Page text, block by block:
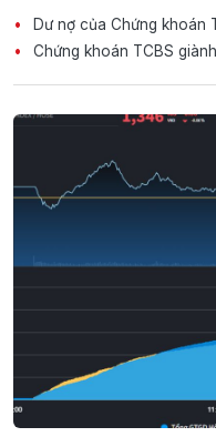
Dư nợ của Chứng khoán
Chứng khoán TCBS